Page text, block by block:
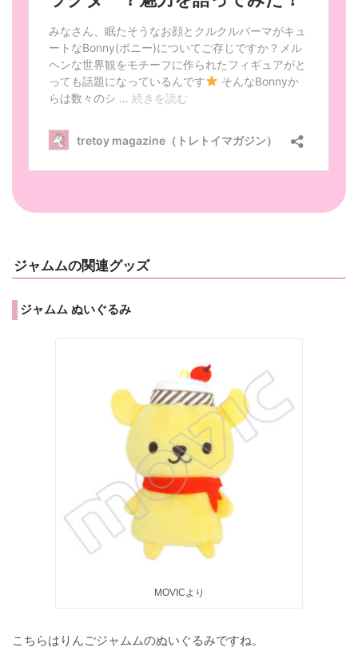
ジャムムの関連グッズ
ジャムム ぬいぐるみ
MOVICより
こちらはりんごジャムムのぬいぐるみですね。